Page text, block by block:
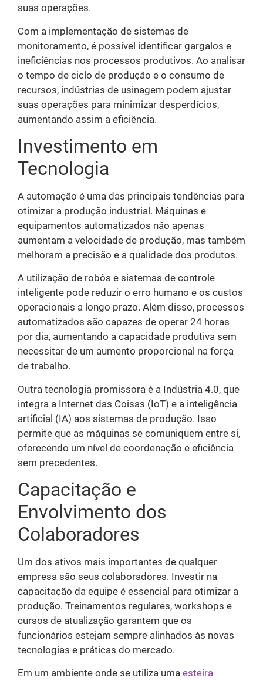
suas operações.
Com a implementação de sistemas de
monitoramento, é possível identificar gargalos e
ineficiências nos processos produtivos. Ao analisar
o tempo de ciclo de produção e o consumo de
recursos, indústrias de usinagem podem ajustar
suas operações para minimizar desperdícios,
aumentando assim a eficiência.
Investimento em
Tecnologia
A automação é uma das principais tendências para
otimizar a produção industrial. Máquinas e
equipamentos automatizados não apenas
aumentam a velocidade de produção, mas também
melhoram a precisão e a qualidade dos produtos.
A utilização de robôs e sistemas de controle
inteligente pode reduzir o erro humano e os custos
operacionais a longo prazo. Além disso, processos
automatizados são capazes de operar 24 horas
por dia, aumentando a capacidade produtiva sem
necessitar de um aumento proporcional na força
de trabalho.
Outra tecnologia promissora é a Indústria 4.0, que
integra a Internet das Coisas (IoT) e a inteligência
artificial (IA) aos sistemas de produção. Isso
permite que as máquinas se comuniquem entre si,
oferecendo um nível de coordenação e eficiência
sem precedentes.
Capacitação e
Envolvimento dos
Colaboradores
Um dos ativos mais importantes de qualquer
empresa são seus colaboradores. Investir na
capacitação da equipe é essencial para otimizar a
produção. Treinamentos regulares, workshops e
cursos de atualização garantem que os
funcionários estejam sempre alinhados às novas
tecnologias e práticas do mercado.
Em um ambiente onde se utiliza uma esteira